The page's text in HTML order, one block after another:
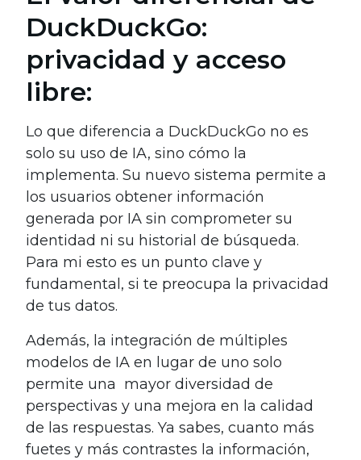
DuckDuckGo:
privacidad y acceso
libre:
Lo que diferencia a DuckDuckGo no es
solo su uso de IA, sino cómo la
implementa. Su nuevo sistema permite a
los usuarios obtener información
generada por IA sin comprometer su
identidad ni su historial de búsqueda.
Para mi esto es un punto clave y
fundamental, si te preocupa la privacidad
de tus datos.
Además, la integración de múltiples
modelos de IA en lugar de uno solo
permite una mayor diversidad de
perspectivas y una mejora en la calidad
de las respuestas. Ya sabes, cuanto más
fuetes y más contrastes la información,